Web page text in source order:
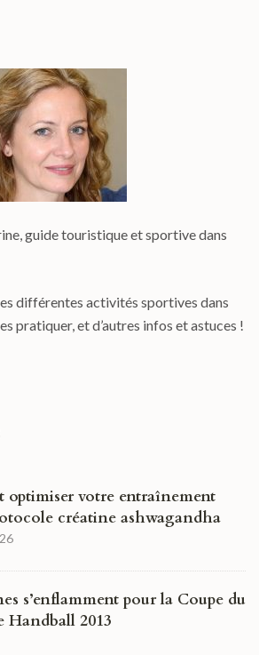
guide touristique et sportive dans
différentes activités sportives dans
pratiquer, et d’autres infos et astuces !
optimiser votre entraînement
créatine ashwagandha
s’enflamment pour la Coupe du
Handball 2013